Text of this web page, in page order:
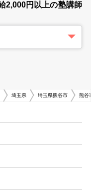
2,000円以上の塾講師
埼玉県 埼玉県熊谷市 熊谷
都市です。夏には気温が高
号が通っているため自動
越新幹線、高崎線があり、
れているので、都心方面への
秩父鉄道秩父本線も通って